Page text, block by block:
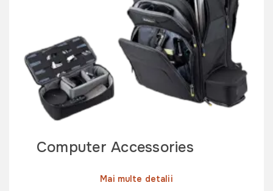
Computer Accessories
Mai multe detalii